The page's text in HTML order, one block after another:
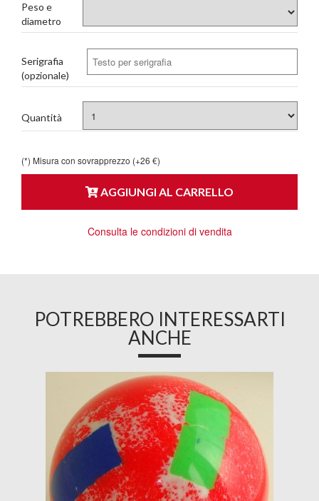
Peso e
diametro
Serigrafia
(opzionale)
Quantità
(*) Misura con sovrapprezzo (+26 €)
AGGIUNGI AL CARRELLO
Consulta le condizioni di vendita
POTREBBERO INTERESSARTI
ANCHE